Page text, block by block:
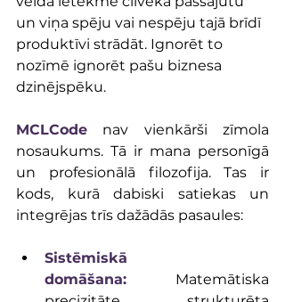
un viņa spēju vai nespēju tajā brīdī
produktīvi strādāt. Ignorēt to
nozīmē ignorēt pašu biznesa
dzinējspēku.
MCLCode nav vienkārši zīmola
nosaukums. Tā ir mana personīgā
un profesionālā filozofija. Tas ir
kods, kurā dabiski satiekas un
integrējas trīs dažādās pasaules:
Sistēmiskā
domāšana: Matemātiska